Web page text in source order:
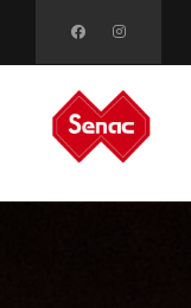
to
content